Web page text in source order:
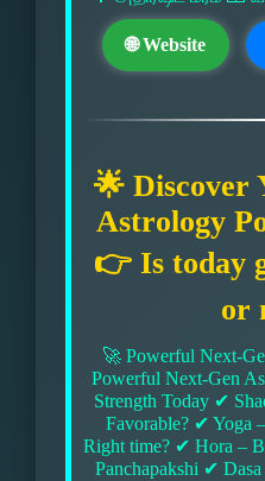
🌐 Website
🌟 Discover
Astrology
👉 Is today
or
🚀 Powerful Next-
Powerful Next-Gen
Strength Today ✔
Favorable? ✔ Yoga
Right time? ✔ Hora –
Panchapakshi ✔